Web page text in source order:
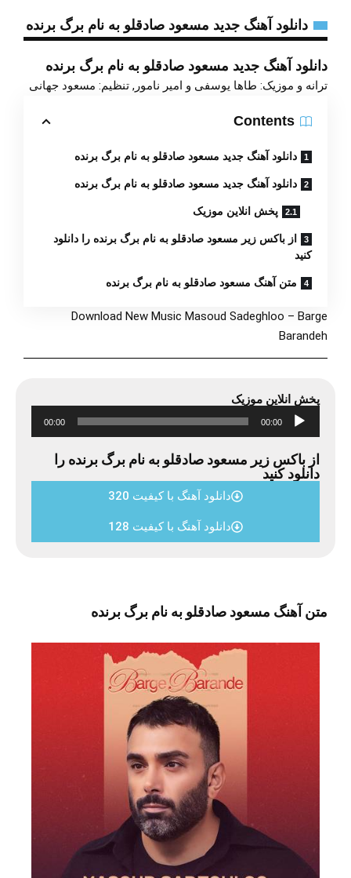
دانلود آهنگ جدید مسعود صادقلو به نام برگ برنده
دانلود آهنگ جدید مسعود صادقلو به نام برگ برنده
ترانه و موزیک: طاها یوسفی و امیر نامور, تنظیم: مسعود جهانی
Contents
دانلود آهنگ جدید مسعود صادقلو به نام برگ برنده
دانلود آهنگ جدید مسعود صادقلو به نام برگ برنده
پخش انلاین موزیک
از باکس زیر مسعود صادقلو به نام برگ برنده را دانلود
کنید
متن آهنگ مسعود صادقلو به نام برگ برنده
Download New Music Masoud Sadeghloo – Barge
Barandeh
پخش انلاین موزیک
پخش‌کننده
صوت
00:00
00:00
از باکس زیر مسعود صادقلو به نام برگ برنده را
دانلود کنید
دانلود آهنگ با کیفیت 320
دانلود آهنگ با کیفیت 128
متن آهنگ مسعود صادقلو به نام برگ برنده